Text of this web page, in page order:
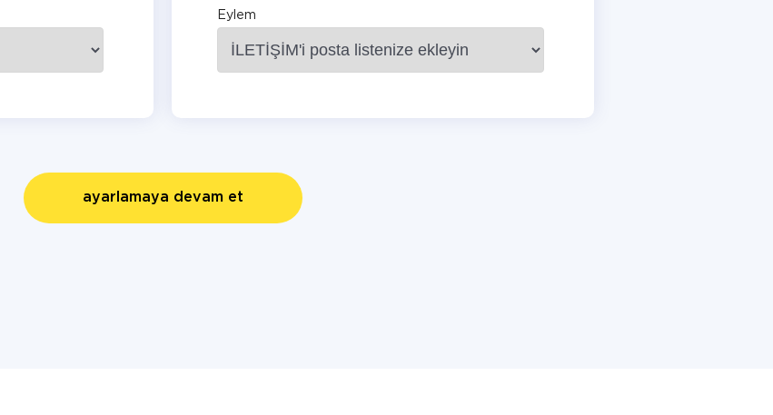
Eylem
ayarlamaya devam et